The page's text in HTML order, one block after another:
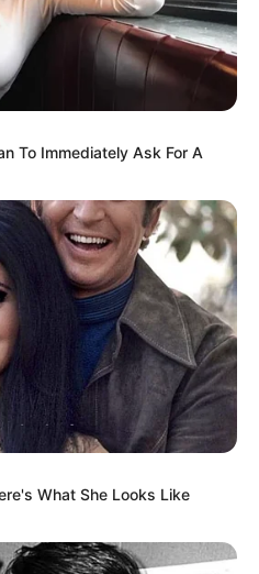
To Immediately Ask For A
What She Looks Like